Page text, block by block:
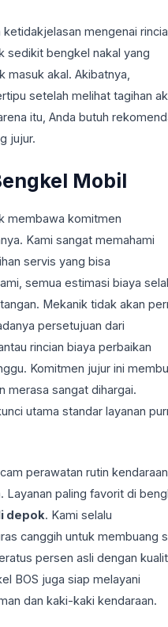
ketidakjelasan mengenai
sedikit bengkel nakal yang
masuk akal. Akibatnya,
setelah melihat tagihan
itu, Anda butuh
jujur.
Mobil
membawa komitmen
Kami sangat memahami
servis yang bisa
semua estimasi biaya
Mekanik tidak akan
persetujuan dari
rincian biaya perbaikan
Komitmen jujur ini
merasa sangat dihargai.
utama standar layanan
perawatan rutin kendaraan
Layanan paling favorit di
depok. Kami selalu
canggih untuk membuang
persen asli dengan
BOS juga siap melayani
dan kaki-kaki kendaraan.